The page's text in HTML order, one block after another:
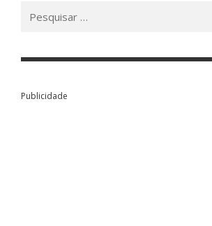
Publicidade